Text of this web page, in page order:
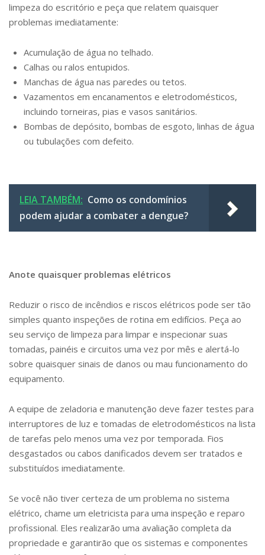
limpeza do escritório e peça que relatem quaisquer
problemas imediatamente:
Acumulação de água no telhado.
Calhas ou ralos entupidos.
Manchas de água nas paredes ou tetos.
Vazamentos em encanamentos e eletrodomésticos,
incluindo torneiras, pias e vasos sanitários.
Bombas de depósito, bombas de esgoto, linhas de água
ou tubulações com defeito.
LEIA TAMBÉM: Como os condomínios
podem ajudar a combater a dengue?
Anote quaisquer problemas elétricos
Reduzir o risco de incêndios e riscos elétricos pode ser tão
simples quanto inspeções de rotina em edifícios. Peça ao
seu serviço de limpeza para limpar e inspecionar suas
tomadas, painéis e circuitos uma vez por mês e alertá-lo
sobre quaisquer sinais de danos ou mau funcionamento do
equipamento.
A equipe de zeladoria e manutenção deve fazer testes para
interruptores de luz e tomadas de eletrodomésticos na lista
de tarefas pelo menos uma vez por temporada. Fios
desgastados ou cabos danificados devem ser tratados e
substituídos imediatamente.
Se você não tiver certeza de um problema no sistema
elétrico, chame um eletricista para uma inspeção e reparo
profissional. Eles realizarão uma avaliação completa da
propriedade e garantirão que os sistemas e componentes